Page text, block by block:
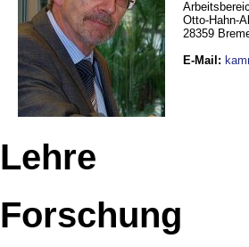
Otto-Hahn-
28359
E-Mail :
Lehre
Forschung